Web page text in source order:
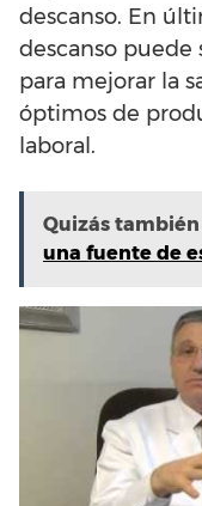
descanso. En
descanso puede
para mejorar la
óptimos de
laboral.
Quizás
una fuente de